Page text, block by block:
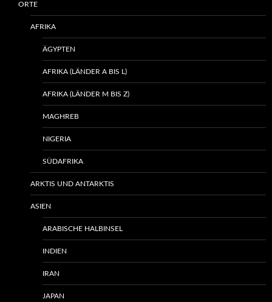
ORTE
AFRIKA
ÄGYPTEN
AFRIKA (LÄNDER A BIS L)
AFRIKA (LÄNDER M BIS Z)
MAGHREB
NIGERIA
SÜDAFRIKA
ARKTIS UND ANTARKTIS
ASIEN
ARABISCHE HALBINSEL
INDIEN
IRAN
JAPAN